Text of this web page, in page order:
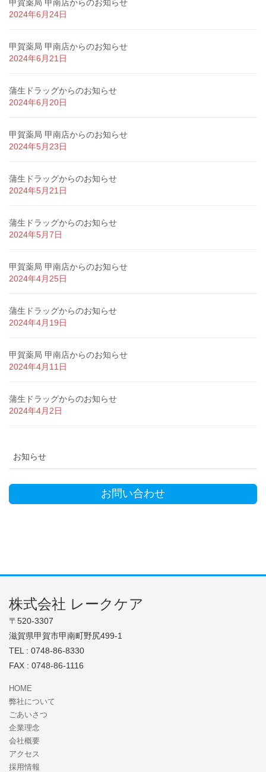
甲賀薬局 甲南店からのお知らせ
2024年6月24日
甲賀薬局 甲南店からのお知らせ
2024年6月21日
蒲生ドラッグからのお知らせ
2024年6月20日
甲賀薬局 甲南店からのお知らせ
2024年5月23日
蒲生ドラッグからのお知らせ
2024年5月21日
蒲生ドラッグからのお知らせ
2024年5月7日
甲賀薬局 甲南店からのお知らせ
2024年4月25日
蒲生ドラッグからのお知らせ
2024年4月19日
甲賀薬局 甲南店からのお知らせ
2024年4月11日
蒲生ドラッグからのお知らせ
2024年4月2日
お知らせ
お問い合わせ
株式会社 レークケア
〒520-3307
滋賀県甲賀市甲南町野尻499-1
TEL : 0748-86-8330
FAX : 0748-86-1116
HOME
弊社について
ごあいさつ
企業理念
会社概要
アクセス
採用情報